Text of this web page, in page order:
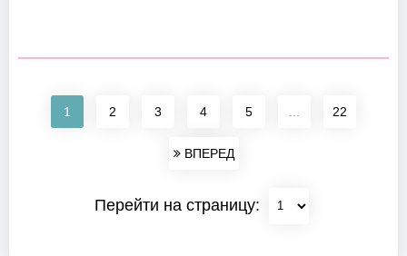
1 2 3 4 5 22
ВПЕРЕД
Перейти на страницу: